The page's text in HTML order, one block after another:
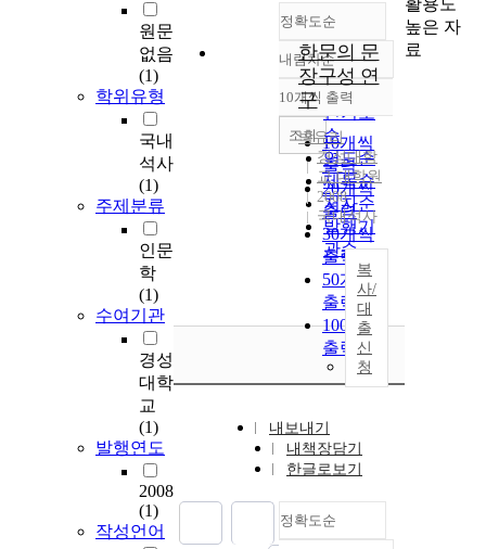
원문
없음
(1)
학위유형
국내
석사
(1)
주제분류
인문
학
(1)
수여기관
경성
대학
교
(1)
발행연도
2008
(1)
작성언어
정확도순
정확도
순
인기도
순
연도순
제목순
저자순
발행기
관순
내림차순
내림차순
10개씩 출력
10개씩
출력
20개씩
출력
30개씩
출력
50개씩
출력
100개씩
출력
조회
한문의 문
장구성 연
구
박유리
경성대학
교 대학원
2008
국내석사
복
사/
대
출
신
청
내보내기
내책장담기
한글로보기
정확도순
활용도
높은 자
료